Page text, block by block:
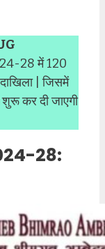
28 में 120
| जिसमें
कर दी जाएगी
28: